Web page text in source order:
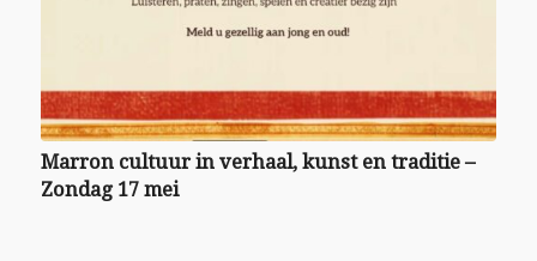
Marron cultuur in verhaal, kunst en traditie –
Zondag 17 mei